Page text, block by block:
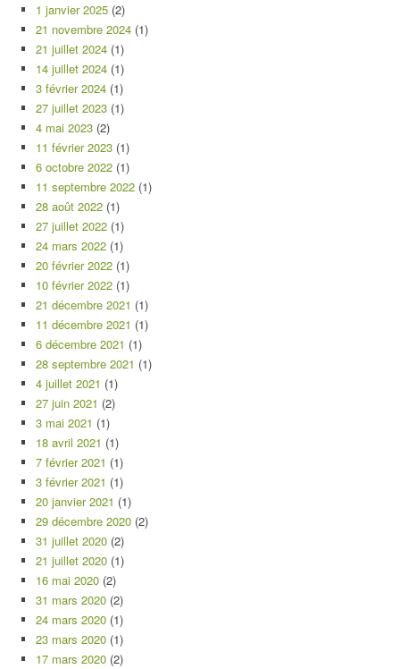
1 janvier 2025 (2)
21 novembre 2024 (1)
21 juillet 2024 (1)
14 juillet 2024 (1)
3 février 2024 (1)
27 juillet 2023 (1)
4 mai 2023 (2)
11 février 2023 (1)
6 octobre 2022 (1)
11 septembre 2022 (1)
28 août 2022 (1)
27 juillet 2022 (1)
24 mars 2022 (1)
20 février 2022 (1)
10 février 2022 (1)
21 décembre 2021 (1)
11 décembre 2021 (1)
6 décembre 2021 (1)
28 septembre 2021 (1)
4 juillet 2021 (1)
27 juin 2021 (2)
3 mai 2021 (1)
18 avril 2021 (1)
7 février 2021 (1)
3 février 2021 (1)
20 janvier 2021 (1)
29 décembre 2020 (2)
31 juillet 2020 (2)
21 juillet 2020 (1)
16 mai 2020 (2)
31 mars 2020 (2)
24 mars 2020 (1)
23 mars 2020 (1)
17 mars 2020 (2)